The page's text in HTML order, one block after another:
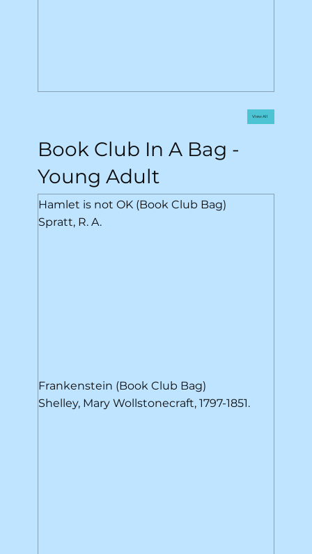
View All
Spratt, R. A.
Hamlet is not OK (Book Club Bag)
Shelley, Mary Wollstonecraft, 1797-1851.
Frankenstein (Book Club Bag)
Book Club In A Bag -
Young Adult